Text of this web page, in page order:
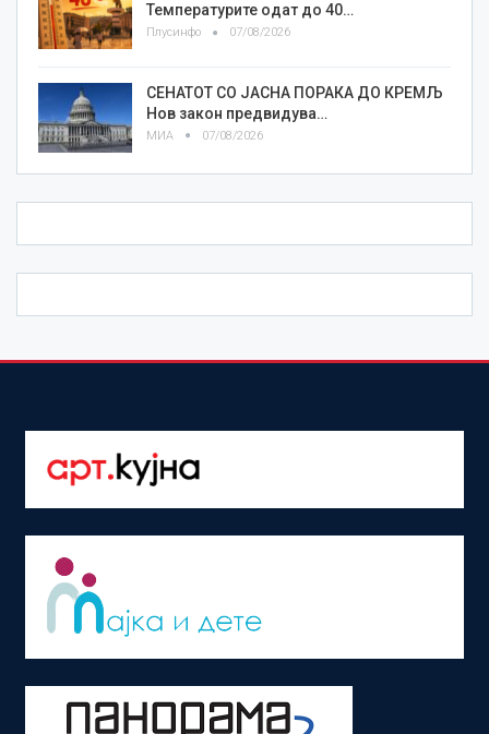
Температурите одат до 40…
Плусинфо 07/08/2026
СЕНАТОТ СО ЈАСНА ПОРАКА ДО КРЕМЉ
Нов закон предвидува…
МИА 07/08/2026